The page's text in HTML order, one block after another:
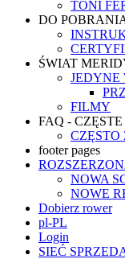
TONI
DO
ŚWIAT
JEDYNE
FILMY
FAQ -
footer pages
NOWA
NOWE
Dobierz rower
pl-PL
Login
SIEĆ